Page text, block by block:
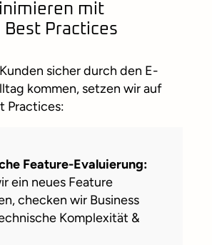
mit
Practices
sicher durch den E-
kommen, setzen wir auf
Practices:
Feature-Evaluierung:
ein neues Feature
checken wir Business
Komplexität &